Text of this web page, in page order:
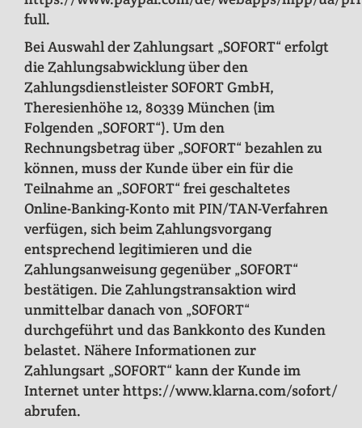
full.
Bei Auswahl der Zahlungsart „SOFORT“ erfolgt
die Zahlungsabwicklung über den
Zahlungsdienstleister SOFORT GmbH,
Theresienhöhe 12, 80339 München (im
Folgenden „SOFORT“). Um den
Rechnungsbetrag über „SOFORT“ bezahlen zu
können, muss der Kunde über ein für die
Teilnahme an „SOFORT“ frei geschaltetes
Online-Banking-Konto mit PIN/TAN-Verfahren
verfügen, sich beim Zahlungsvorgang
entsprechend legitimieren und die
Zahlungsanweisung gegenüber „SOFORT“
bestätigen. Die Zahlungstransaktion wird
unmittelbar danach von „SOFORT“
durchgeführt und das Bankkonto des Kunden
belastet. Nähere Informationen zur
Zahlungsart „SOFORT“ kann der Kunde im
Internet unter https://www.klarna.com/sofort/
abrufen.